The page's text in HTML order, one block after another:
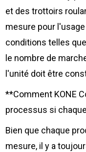
et des trottoirs
mesure pour
conditions telles
le nombre de
l'unité doit être
**Comment KONE
processus si
Bien que chaque
mesure, il y a